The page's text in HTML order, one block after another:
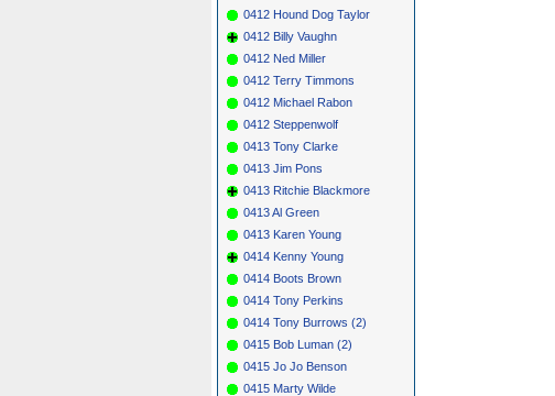
0412 Hound Dog Taylor
0412 Billy Vaughn
0412 Ned Miller
0412 Terry Timmons
0412 Michael Rabon
0412 Steppenwolf
0413 Tony Clarke
0413 Jim Pons
0413 Ritchie Blackmore
0413 Al Green
0413 Karen Young
0414 Kenny Young
0414 Boots Brown
0414 Tony Perkins
0414 Tony Burrows (2)
0415 Bob Luman (2)
0415 Jo Jo Benson
0415 Marty Wilde